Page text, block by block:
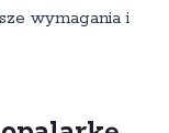
wymagania i